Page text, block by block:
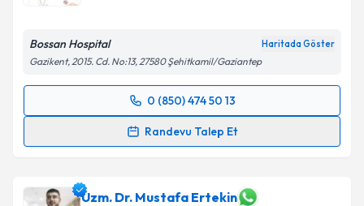
Kişisel verilerimin işlenmesine ilişkinAydınlatma
Metni'ni okudum ve kişisel verilerimin belirtilen
kapsamda işlenmesini kabul ediyorum.
Takvim Talebini Gönder
Bossan Hospital Haritada Göster
Gazikent, 2015. Cd. No:13, 27580 Şehitkamil/Gaziantep
0 (850) 474 50 13
Randevu Talep Et
Randevu Takvimi Talebi
takvim hazırlandığında e-posta ile bilgilendireceğiz.
Uzm. Dr. Mustafa Ertekin